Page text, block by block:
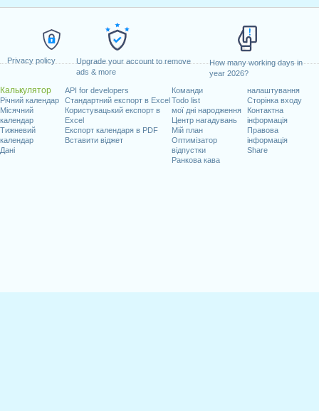
Privacy policy
Upgrade your account to remove
ads & more
How many working days in
year 2026?
Калькулятор
Річний календар
Місячний
календар
Тижневий
календар
Дані
API for developers
Стандартний експорт в Excel
Користувацький експорт в
Excel
Експорт календаря в PDF
Вставити віджет
Команди
Todo list
мої дні народження
Центр нагадувань
Мій план
Оптимізатор
відпустки
Ранкова кава
налаштування
Сторінка входу
Контактна
інформація
Правова
інформація
Share